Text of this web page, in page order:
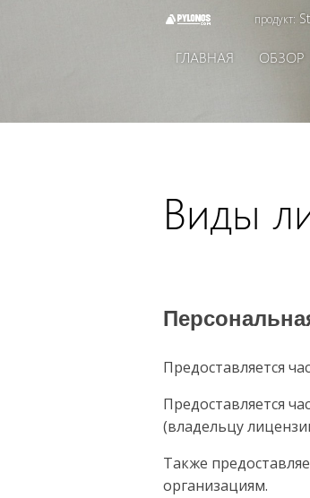
продукт:
ГЛАВНАЯ ОБЗОР
Виды
Предоставляется
Предоставляется
(владельцу
Также
организациям.